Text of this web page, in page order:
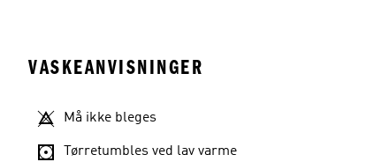
VASKEANVISNINGER
Må ikke bleges
Tørretumbles ved lav varme